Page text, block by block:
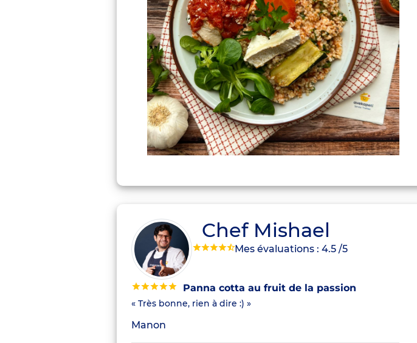
Chef Mishael
Mes évaluations : 4.5 /5
Panna cotta au fruit de la passion
« Très bonne, rien à dire :) »
Manon